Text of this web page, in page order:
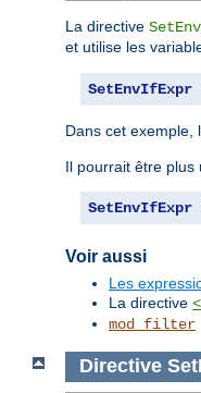
La directive
et utilise les
SetEnvIfExpr
Dans cet exemple,
Il pourrait être plus
SetEnvIfExpr
Voir aussi
Les
La directive
mod_filter
Directive